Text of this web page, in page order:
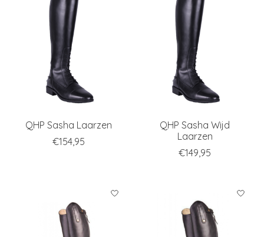
QHP Sasha Laarzen
€154,95
QHP Sasha Wijd
Laarzen
€149,95